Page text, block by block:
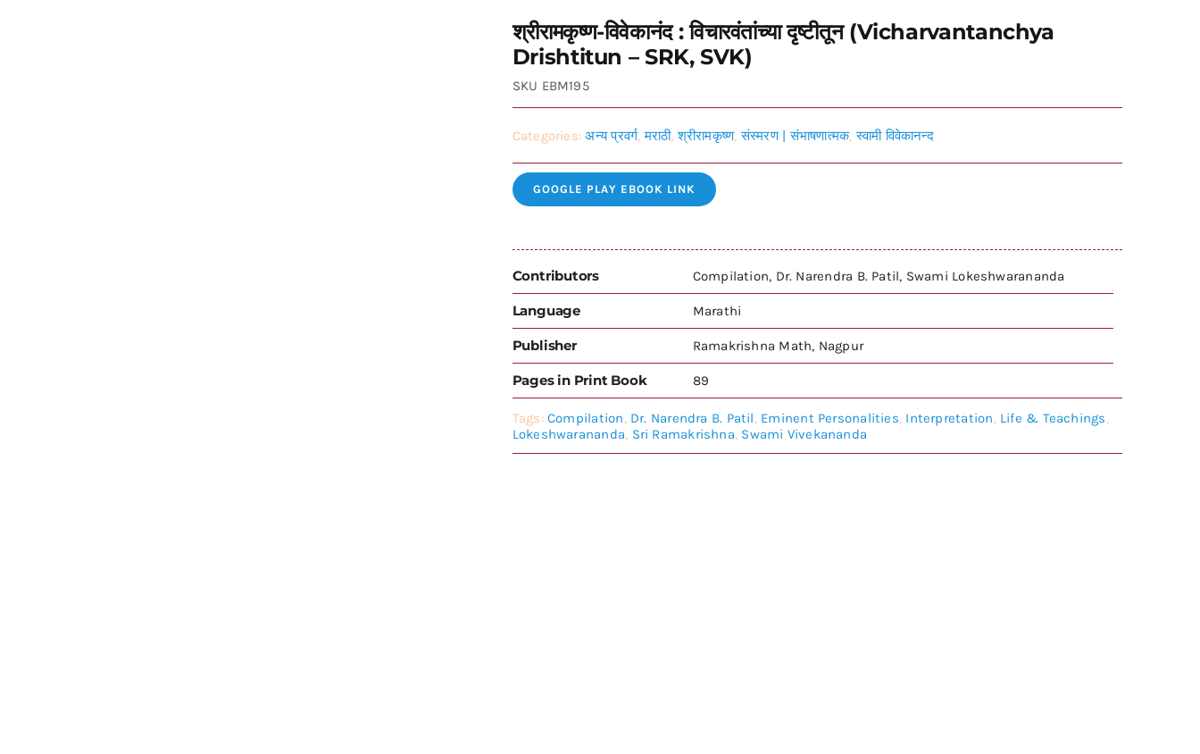
श्रीरामकृष्ण-विवेकानंद : विचारवंतांच्या दृष्टीतून (Vicharvantanchya
Drishtitun – SRK, SVK)
SKU EBM195
Categories:अन्य प्रवर्ग,मराठी,श्रीरामकृष्ण,संस्मरण | संभाषणात्मक,स्वामी विवेकानन्द
GOOGLE PLAY EBOOK LINK
Contributors Compilation, Dr. Narendra B. Patil, Swami Lokeshwarananda
Language Marathi
Publisher Ramakrishna Math, Nagpur
Pages in Print Book 89
Tags:Compilation, Dr. Narendra B. Patil, Eminent Personalities, Interpretation, Life & Teachings,
Lokeshwarananda, Sri Ramakrishna, Swami Vivekananda